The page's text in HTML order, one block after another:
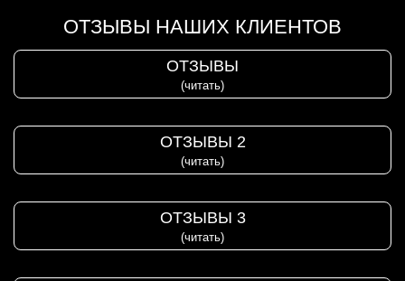
ОТЗЫВЫ НАШИХ КЛИЕНТОВ
ОТЗЫВЫ
(читать)
ОТЗЫВЫ 2
(читать)
ОТЗЫВЫ 3
(читать)